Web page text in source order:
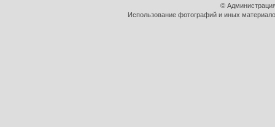
©
Использование фотографий и иных